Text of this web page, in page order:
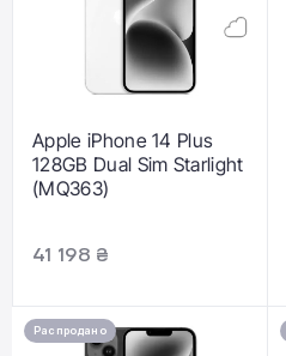
Apple iPhone 14 Plus
128GB Dual Sim Starlight
(MQ363)
41 198 ₴
Распродано